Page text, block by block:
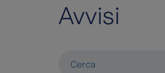
Avvisi
Cerca